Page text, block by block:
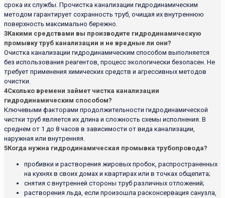
срока их службы. Прочистка канализации гидродинамическим
методом гарантирует сохранность труб, очищая их внутреннюю
поверхность максимально бережно.
3Какими средствами вы производите гидродинамическую
промывку труб канализации и не вредные ли они?
Очистка канализации гидродинамическим способом выполняется
без использования реагентов, процесс экологически безопасен. Не
требует применения химических средств и агрессивных методов
очистки.
4Сколько времени займет чистка канализации
гидродинамическим способом?
Ключевыми факторами продолжительности гидродинамической
чистки труб является их длина и сложность схемы исполнения. В
среднем от 1 до 8 часов в зависимости от вида канализации,
наружная или внутренняя.
5Когда нужна гидродинамическая промывка трубопровода?
пробивки и растворения жировых пробок, распространенных
на кухнях в своих домах и квартирах или в точках общепита;
снятия с внутренней стороны труб различных отложений;
растворения льда, если произошла расконсервация санузла,